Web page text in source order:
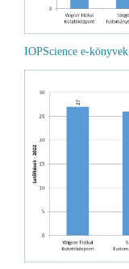
IOPScience e-könyvek